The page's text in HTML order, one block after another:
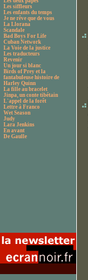
Les siffleurs
Les enfants du temps
Je ne rêve que de vous
La Llorana
Scandale
Bad Boys For Life
Cuban Network
La Voie de la justice
Les traducteurs
Revenir
Un jour si blanc
Birds of Prey et la
fantabuleuse histoire de
Harley Quinn
La fille au bracelet
Jinpa, un conte tibétain
L'appel de la forêt
Lettre à Franco
Wet Season
Judy
Lara Jenkins
En avant
De Gaulle